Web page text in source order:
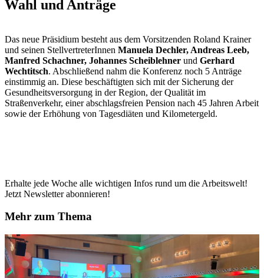
Wahl und Anträge
Das neue Präsidium besteht aus dem Vorsitzenden Roland Krainer
und seinen StellvertreterInnen Manuela Dechler, Andreas Leeb,
Manfred Schachner, Johannes Scheiblehner und Gerhard
Wechtitsch. Abschließend nahm die Konferenz noch 5 Anträge
einstimmig an. Diese beschäftigten sich mit der Sicherung der
Gesundheitsversorgung in der Region, der Qualität im
Straßenverkehr, einer abschlagsfreien Pension nach 45 Jahren Arbeit
sowie der Erhöhung von Tagesdiäten und Kilometergeld.
Erhalte jede Woche alle wichtigen Infos rund um die Arbeitswelt!
Jetzt Newsletter abonnieren!
Mehr zum Thema